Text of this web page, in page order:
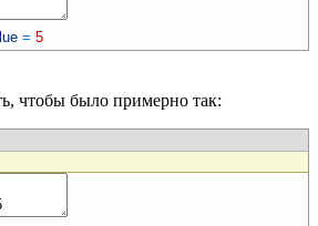
= 5
чтобы было примерно так: